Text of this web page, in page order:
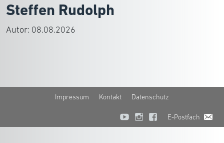
Steffen Rudolph
Autor: 08.08.2026
Impressum Kontakt Datenschutz
E-Postfach